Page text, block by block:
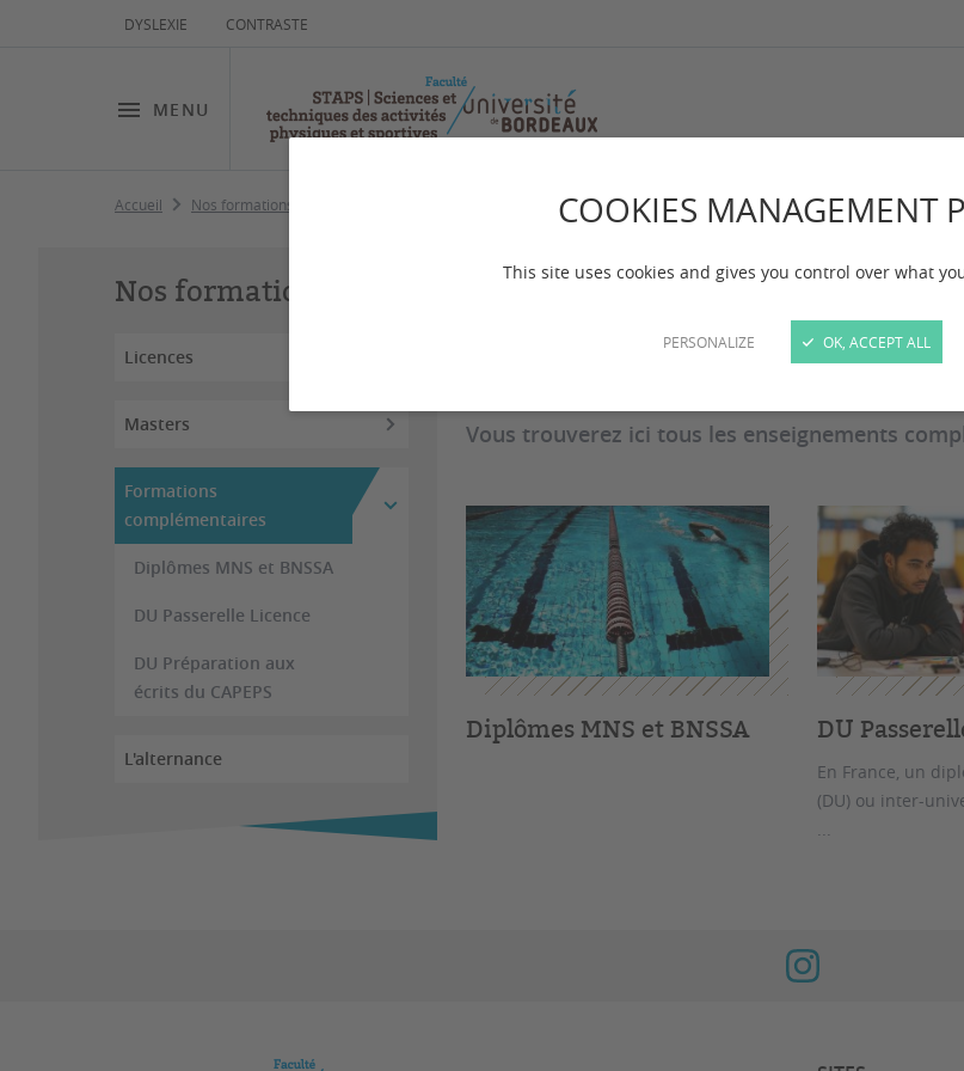
COOKIES MANAGEMENT
This site uses cookies and gives you control over what
PERSONALIZE OK, ACCEPT ALL
DYSLEXIE CONTRASTE
MENU
Accueil Nos formations
Nos formations
Licences
Masters
Formations
complémentaires
Diplômes MNS et BNSSA
DU Passerelle Licence
DU Préparation aux
écrits du CAPEPS
L'alternance
Formations
Vous trouverez ici tous les enseignements
Diplômes MNS et BNSSA DU
En France, un
(DU) ou inter-
...